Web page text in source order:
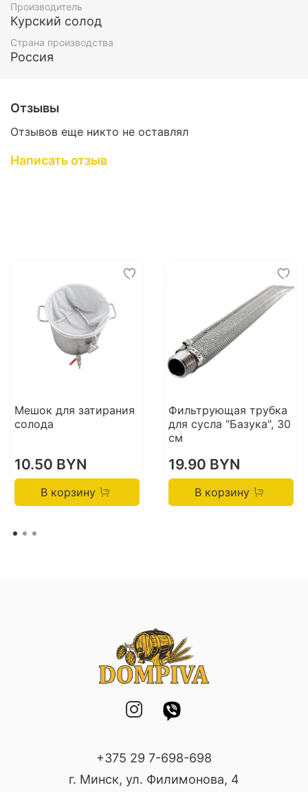
Производитель
Курский солод
Страна производства
Россия
Отзывы
Отзывов еще никто не оставлял
Написать отзыв
Мешок для затирания
солода
10.50 BYN
В корзину
Фильтрующая трубка
для сусла "Базука", 30
см
19.90 BYN
В корзину
+375 29 7-698-698
г. Минск, ул. Филимонова, 4